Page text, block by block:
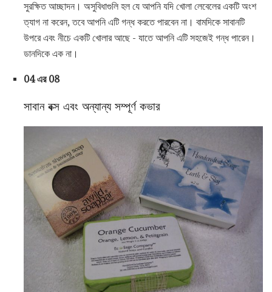
সুরক্ষিত আচ্ছাদন। অসুবিধাগুলি হল যে আপনি যদি খোলা লেবেলের একটি অংশ
ত্যাগ না করেন, তবে আপনি এটি গন্ধ করতে পারবেন না। বামদিকে সাবানটি
উপরে এবং নীচে একটি খোলার আছে - যাতে আপনি এটি সহজেই গন্ধ পারেন।
ডানদিকে এক না।
04 এর 08
সাবান বক্স এবং অন্যান্য সম্পূর্ণ কভার